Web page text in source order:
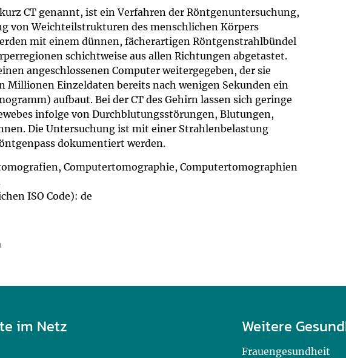
Impfsicherheit
Fragen
auf Impfung
und Impferinnerung
Notdienste
Empfehlungen zum Bildschirmmediengebrauch
zu den Vorsorgen
und Informationsflyer
Vorsorge
CT genannt, ist ein Verfahren der Röntgenuntersuchung,
von Weichteilstrukturen des menschlichen Körpers
mit einem dünnen, fächerartigen Röntgenstrahlbündel
schichtweise aus allen Richtungen abgetastet.
angeschlossenen Computer weitergegeben, der sie
Millionen Einzeldaten bereits nach wenigen Sekunden ein
aufbaut. Bei der CT des Gehirn lassen sich geringe
infolge von Durchblutungsstörungen, Blutungen,
Die Untersuchung ist mit einer Strahlenbelastung
dokumentiert werden.
Computertomographie, Computertomographien
ISO Code): de
im Netz Weitere
Frauengesundheit